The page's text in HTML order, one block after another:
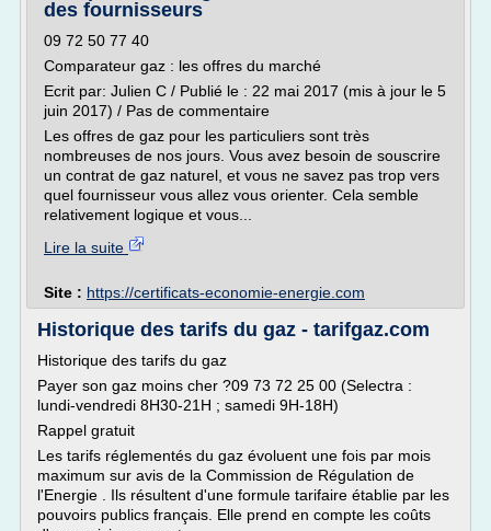
des fournisseurs
09 72 50 77 40
Comparateur gaz : les offres du marché
Ecrit par: Julien C / Publié le : 22 mai 2017 (mis à jour le 5
juin 2017) / Pas de commentaire
Les offres de gaz pour les particuliers sont très
nombreuses de nos jours. Vous avez besoin de souscrire
un contrat de gaz naturel, et vous ne savez pas trop vers
quel fournisseur vous allez vous orienter. Cela semble
relativement logique et vous...
Lire la suite
Site : https://certificats-economie-energie.com
Historique des tarifs du gaz - tarifgaz.com
Historique des tarifs du gaz
Payer son gaz moins cher ?09 73 72 25 00 (Selectra :
lundi-vendredi 8H30-21H ; samedi 9H-18H)
Rappel gratuit
Les tarifs réglementés du gaz évoluent une fois par mois
maximum sur avis de la Commission de Régulation de
l'Energie . Ils résultent d'une formule tarifaire établie par les
pouvoirs publics français. Elle prend en compte les coûts